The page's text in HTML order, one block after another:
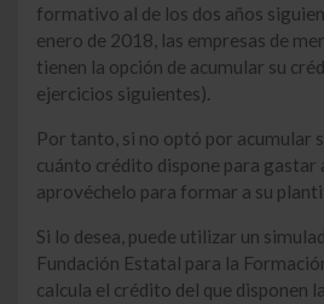
formativo al de los dos años
enero de 2018, las empresas de
tienen la opción de acumular su
ejercicios siguientes).
Por tanto, si no optó por acumular
cuánto crédito dispone para gastar
aprovéchelo para formar a su
Si lo desea, puede utilizar un
Fundación Estatal para la
calcula el crédito del que disponen